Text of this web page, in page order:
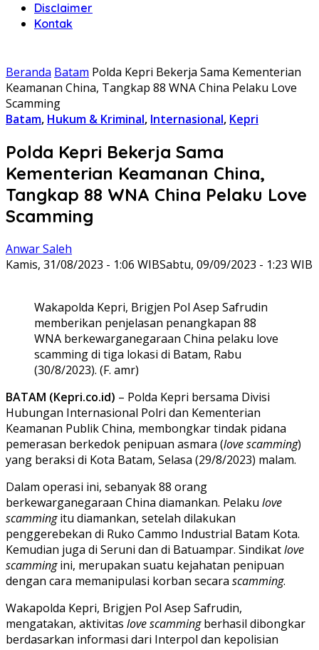
Disclaimer
Kontak
Beranda Batam Polda Kepri Bekerja Sama Kementerian
Keamanan China, Tangkap 88 WNA China Pelaku Love
Scamming
Batam, Hukum & Kriminal, Internasional, Kepri
Polda Kepri Bekerja Sama
Kementerian Keamanan China,
Tangkap 88 WNA China Pelaku Love
Scamming
Anwar Saleh
Kamis, 31/08/2023 - 1:06 WIBSabtu, 09/09/2023 - 1:23 WIB
Wakapolda Kepri, Brigjen Pol Asep Safrudin
memberikan penjelasan penangkapan 88
WNA berkewarganegaraan China pelaku love
scamming di tiga lokasi di Batam, Rabu
(30/8/2023). (F. amr)
BATAM (Kepri.co.id) – Polda Kepri bersama Divisi
Hubungan Internasional Polri dan Kementerian
Keamanan Publik China, membongkar tindak pidana
pemerasan berkedok penipuan asmara (love scamming)
yang beraksi di Kota Batam, Selasa (29/8/2023) malam.
Dalam operasi ini, sebanyak 88 orang
berkewarganegaraan China diamankan. Pelaku love
scammingitu diamankan, setelah dilakukan
penggerebekan di Ruko Cammo Industrial Batam Kota.
Kemudian juga di Seruni dan di Batuampar. Sindikatlove
scammingini, merupakan suatu kejahatan penipuan
dengan cara memanipulasi korban secara scamming.
Wakapolda Kepri, Brigjen Pol Asep Safrudin,
mengatakan, aktivitas love scammingberhasil dibongkar
berdasarkan informasi dari Interpol dan kepolisian